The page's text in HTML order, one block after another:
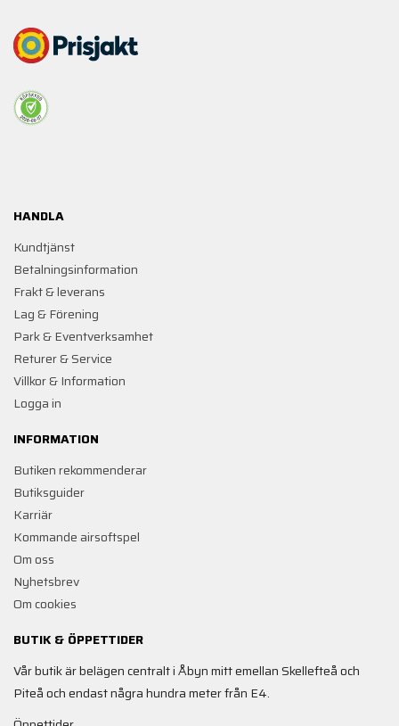
HANDLA
Kundtjänst
Betalningsinformation
Frakt & leverans
Lag & Förening
Park & Eventverksamhet
Returer & Service
Villkor & Information
Logga in
INFORMATION
Butiken rekommenderar
Butiksguider
Karriär
Kommande airsoftspel
Om oss
Nyhetsbrev
Om cookies
BUTIK & ÖPPETTIDER
Vår butik är belägen centralt i Åbyn mitt emellan Skellefteå och
Piteå och endast några hundra meter från E4.